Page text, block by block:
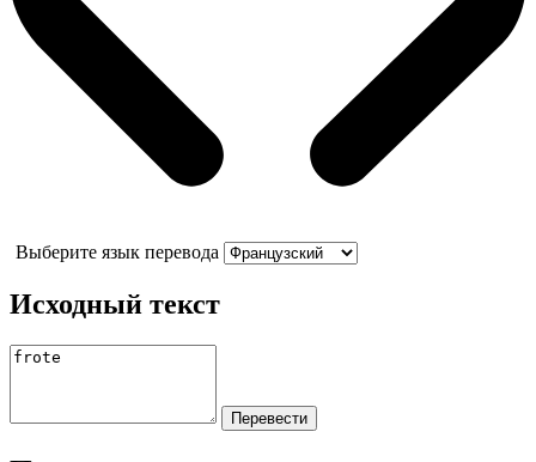
Выберите язык перевода
Исходный текст